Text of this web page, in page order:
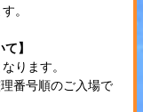
。
】
ります。
番号順のご入場で